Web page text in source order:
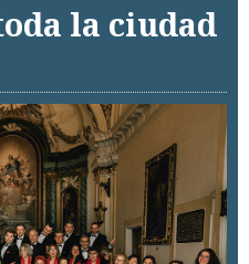
la ciudad